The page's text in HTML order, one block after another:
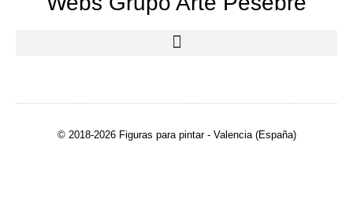
© 2018-2026 Figuras para pintar - Valencia (España)